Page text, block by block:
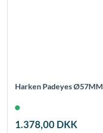
Harken Padeyes Ø57MM
1.378,00 DKK